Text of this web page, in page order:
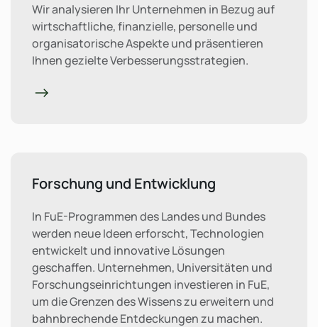
Wir analysieren Ihr Unternehmen in Bezug auf
wirtschaftliche, finanzielle, personelle und
organisatorische Aspekte und präsentieren
Ihnen gezielte Verbesserungsstrategien.
Forschung und Entwicklung
In FuE-Programmen des Landes und Bundes
werden neue Ideen erforscht, Technologien
entwickelt und innovative Lösungen
geschaffen. Unternehmen, Universitäten und
Forschungseinrichtungen investieren in FuE,
um die Grenzen des Wissens zu erweitern und
bahnbrechende Entdeckungen zu machen.